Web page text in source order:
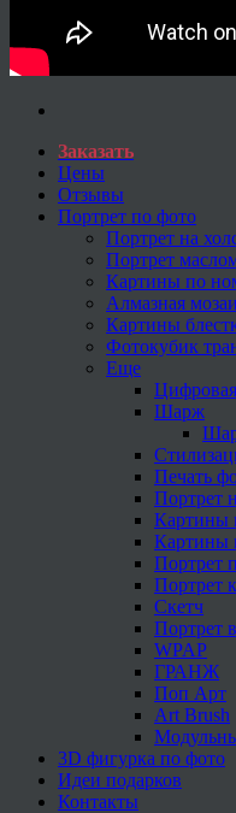
Заказать
Цены
Отзывы
Портрет по фото
Портрет на
Портрет
Картины по
Алмазная
Картины
Фотокубик
Еще
Шарж
Печать
Портрет
Картины
Картины
Портрет
Портрет
Скетч
Портрет
WPAP
ГРАНЖ
Поп Арт
Art Brush
3D фигурка по фото
Идеи подарков
Контакты